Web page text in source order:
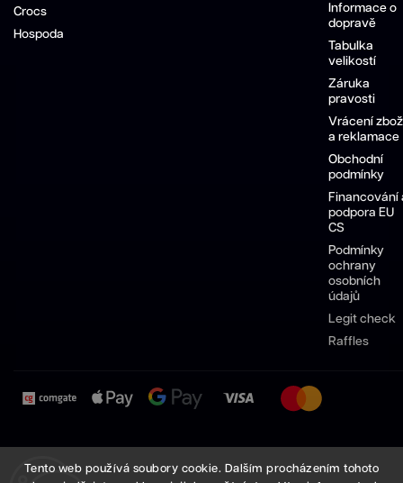
Tento web používá soubory cookie. Dalším procházením tohoto
Crocs
Hospoda
Informace o
dopravě
Tabulka
velikostí
Záruka
pravosti
Vrácení
a reklamace
Obchodní
podmínky
Financování
podpora EU
CS
Podmínky
ochrany
osobních
údajů
Legit check
Raffles
Pánské
boty
Dámské
boty
Sneakersy
Nike
Pánské
boty
Dámské
boty